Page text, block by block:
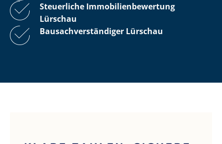
Steuerliche Im­mo­bi­li­en­be­wer­tung
Lürschau
Bau­sach­ver­stän­di­ger Lürschau